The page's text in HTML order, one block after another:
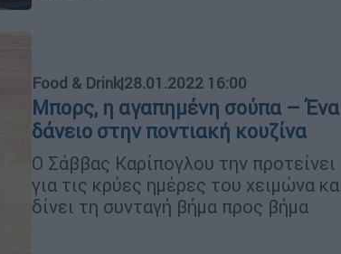
Food & Drink|28.01.2022 16:00
Μπορς, η αγαπημένη σούπα – Ένα
δάνειο στην ποντιακή κουζίνα
Ο Σάββας Καρίπογλου την προτείνει
για τις κρύες ημέρες του χειμώνα
δίνει τη συνταγή βήμα προς βήμα